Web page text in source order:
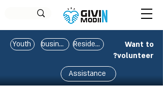
Youth business Residents
Want to
volunteer?
Assistance